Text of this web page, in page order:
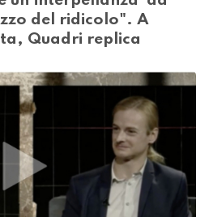
del ridicolo". A
Quadri replica